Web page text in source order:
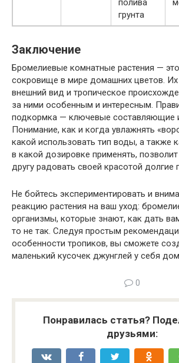
грунта
Заключение
Бромелиевые комнатные растения —
сокровище в мире домашних цветов.
внешний вид и тропическое
за ними особенным и интересным.
подкормка — ключевые составляющие
Понимание, как и когда увлажнять
какой использовать тип воды, а также
в какой дозировке применять,
другу радовать своей красотой долгие
Не бойтесь экспериментировать и
реакцию растения на ваш уход:
организмы, которые знают, как дать
то не так. Следуя простым
особенности тропиков, вы сможете
маленький кусочек джунглей у себя
0
Понравилась статья?
друзьями: